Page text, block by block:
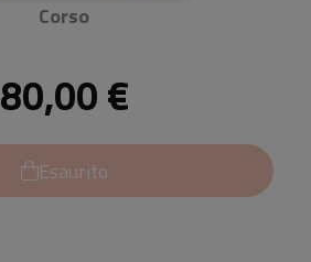
Corso
80,00 €
Esaurito